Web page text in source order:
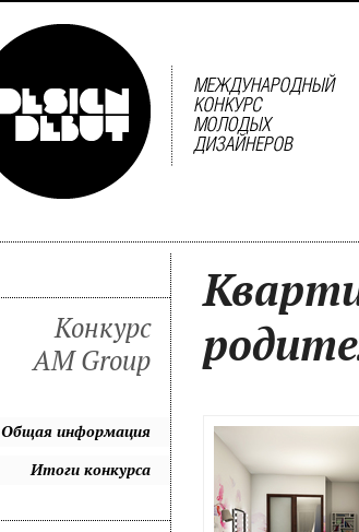
Конкурс
AM Group
Общая информация
Итоги конкурса